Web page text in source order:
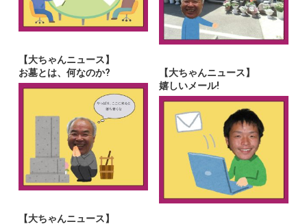
【大ちゃんニュース】
お墓とは、何なのか?
【大ちゃんニュース】
嬉しいメール!
【大ちゃんニュース】